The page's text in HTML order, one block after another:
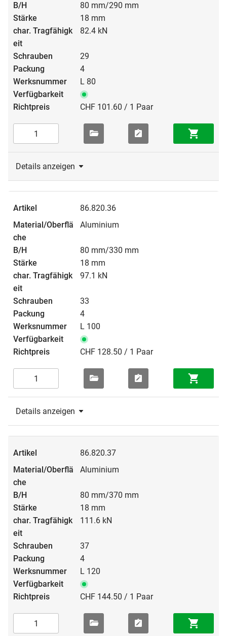
80 mm/290 mm
18 mm
82.4 kN
29
4
L 80
CHF 101.60 / 1 Paar
Details anzeigen
86.820.36
Aluminium
80 mm/330 mm
18 mm
97.1 kN
33
4
L 100
CHF 128.50 / 1 Paar
Details anzeigen
86.820.37
Aluminium
80 mm/370 mm
18 mm
111.6 kN
37
4
L 120
CHF 144.50 / 1 Paar